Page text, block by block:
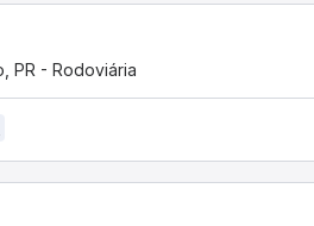
PR - Rodoviária